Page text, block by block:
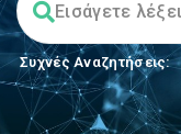
Συχνές Αναζητήσεις: